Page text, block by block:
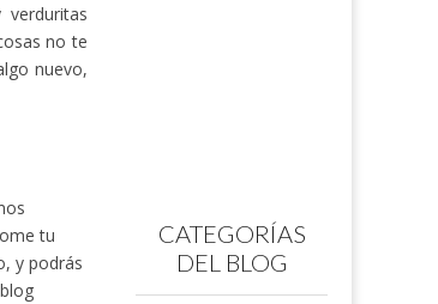
no te
nuevo,
tu
y podrás
CATEGORÍAS
DEL BLOG